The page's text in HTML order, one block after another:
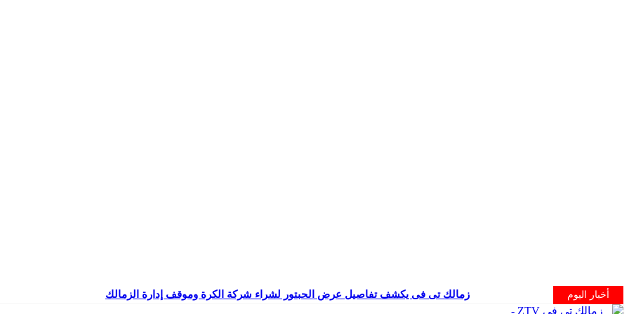
أخبار اليوم
زمالك تى فى يكشف تفاصيل عرض الحبتور لشراء شركة الكرة وموقف إدارة الزمالك